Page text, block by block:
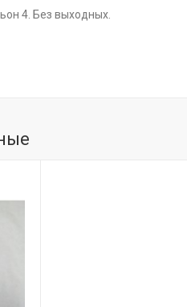
4. Без выходных.